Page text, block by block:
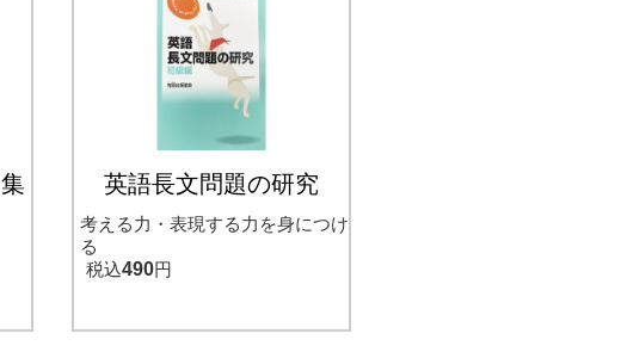
英語長文問題の研究
考える力・表現する力を身につけ
る
税込490円